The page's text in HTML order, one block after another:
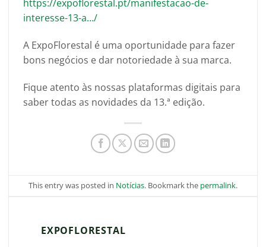
https://expoflorestal.pt/manifestacao-de-
interesse-13-a…/
A ExpoFlorestal é uma oportunidade para fazer
bons negócios e dar notoriedade à sua marca.
Fique atento às nossas plataformas digitais para
saber todas as novidades da 13.ª edição.
This entry was posted in Notícias. Bookmark the permalink.
EXPOFLORESTAL